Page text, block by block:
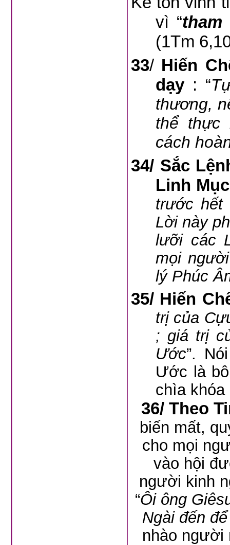
vì “
(1Tm
33/ Hiến
dạy : “
thương,
thể thực
cách
34/ Sắc
Linh
trước hết
Lời này
lưỡi các
mọi
lý Phúc
35/ Hiến
trị của
; giá trị
Ước”.
Ước là
chìa khóa
36/ Theo
biến mất,
cho mọi
vào hội
người kinh
“Ôi ông
Ngài đến
nhào người